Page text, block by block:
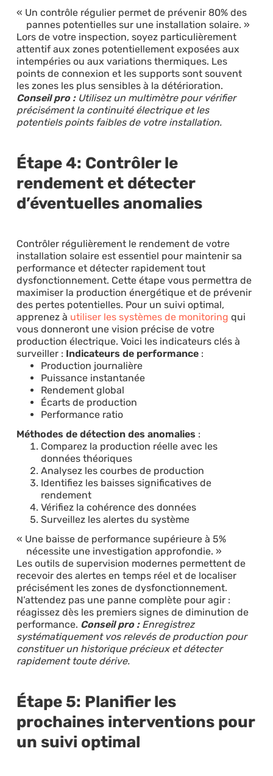
Un contrôle régulier permet de prévenir 80% des
pannes potentielles sur une installation solaire.
Lors de votre inspection, soyez particulièrement
attentif aux zones potentiellement exposées aux
intempéries ou aux variations thermiques. Les
points de connexion et les supports sont souvent
les zones les plus sensibles à la détérioration.
Conseil pro : Utilisez un multimètre pour vérifier
précisément la continuité électrique et les
potentiels points faibles de votre installation.
Étape 4: Contrôler le
rendement et détecter
d’éventuelles anomalies
Contrôler régulièrement le rendement de votre
installation solaire est essentiel pour maintenir sa
performance et détecter rapidement tout
dysfonctionnement. Cette étape vous permettra de
maximiser la production énergétique et de prévenir
des pertes potentielles. Pour un suivi optimal,
apprenez à utiliser les systèmes de monitoring qui
vous donneront une vision précise de votre
production électrique. Voici les indicateurs clés à
surveiller : Indicateurs de performance:
Production journalière
Puissance instantanée
Rendement global
Écarts de production
Performance ratio
Méthodes de détection des anomalies :
Comparez la production réelle avec les
données théoriques
Analysez les courbes de production
Identifiez les baisses significatives de
rendement
Vérifiez la cohérence des données
Surveillez les alertes du système
Une baisse de performance supérieure à 5%
nécessite une investigation approfondie.
Les outils de supervision modernes permettent de
recevoir des alertes en temps réel et de localiser
précisément les zones de dysfonctionnement.
N’attendez pas une panne complète pour agir :
réagissez dès les premiers signes de diminution de
performance. Conseil pro : Enregistrez
systématiquement vos relevés de production pour
constituer un historique précieux et détecter
rapidement toute dérive.
Étape 5: Planifier les
prochaines interventions pour
un suivi optimal